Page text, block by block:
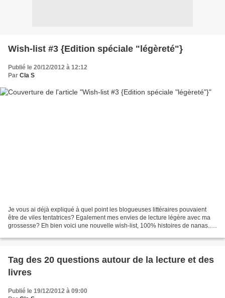
Wish-list #3 {Edition spéciale "légèreté"}
Publié le 20/12/2012 à 12:12
Par Cla S
Je vous ai déjà expliqué à quel point les blogueuses littéraires pouvaient
être de viles tentatrices? Egalement mes envies de lecture légère avec ma
grossesse? Eh bien voici une nouvelle wish-list, 100% histoires de nanas...
Tag des 20 questions autour de la lecture et des
livres
Publié le 19/12/2012 à 09:00